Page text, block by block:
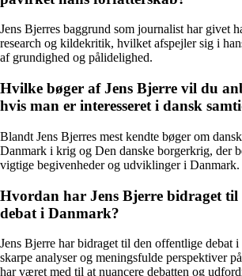
Jens Bjerres baggrund som journalist har givet
research og kildekritik, hvilket afspejler sig i
af grundighed og pålidelighed.
Hvilke bøger af Jens Bjerre vil du
hvis man er interesseret i dansk
Blandt Jens Bjerres mest kendte bøger om
Danmark i krig og Den danske borgerkrig, der
vigtige begivenheder og udviklinger i Danmark.
Hvordan har Jens Bjerre bidraget til
debat i Danmark?
Jens Bjerre har bidraget til den offentlige debat
skarpe analyser og meningsfulde perspektiver
har været med til at nuancere debatten og